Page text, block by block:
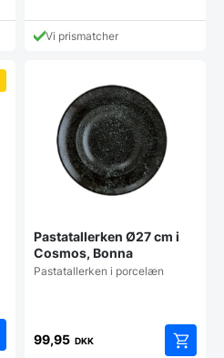
Vi prismatcher
Pastatallerken Ø27 cm i
Cosmos, Bonna
Pastatallerken i porcelæn
99,95 DKK